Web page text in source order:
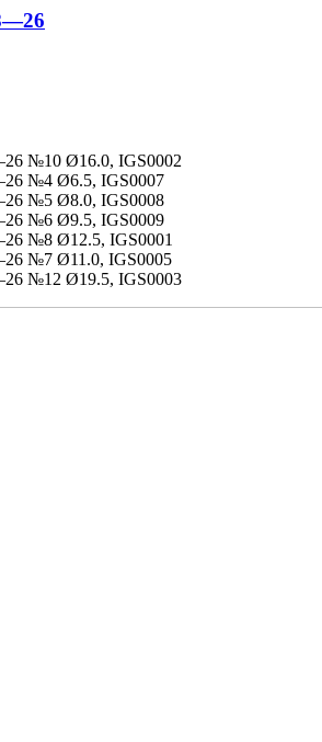
№10 Ø16.0, IGS0002
№4 Ø6.5, IGS0007
№5 Ø8.0, IGS0008
№6 Ø9.5, IGS0009
№8 Ø12.5, IGS0001
№7 Ø11.0, IGS0005
№12 Ø19.5, IGS0003